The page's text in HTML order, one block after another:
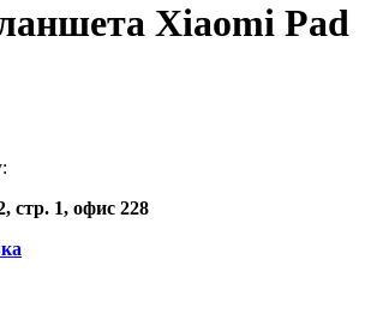
Xiaomi Pad
стр. 1, офис 228